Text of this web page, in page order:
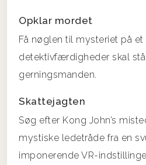
Opklar mordet
Få nøglen til mysteriet på
detektivfærdigheder skal
gerningsmanden.
Skattejagten
Søg efter Kong John’s
mystiske ledetråde fra en
imponerende VR-